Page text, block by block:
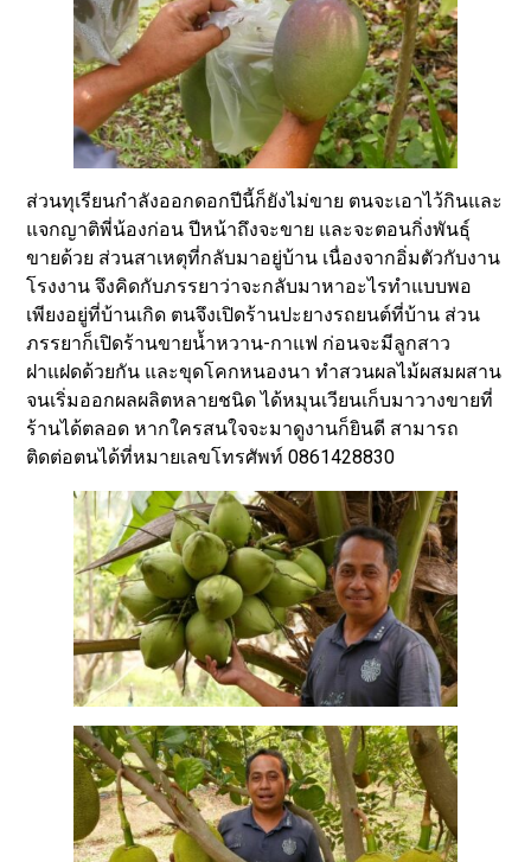
ส่วนทุเรียนกำลังออกดอกปีนี้ก็ยังไม่ขาย ตนจะเอาไว้กินและ
แจกญาติพี่น้องก่อน ปีหน้าถึงจะขาย และจะตอนกิ่งพันธุ์
ขายด้วย ส่วนสาเหตุที่กลับมาอยู่บ้าน เนื่องจากอิ่มตัวกับงาน
โรงงาน จึงคิดกับภรรยาว่าจะกลับมาหาอะไรทำแบบพอ
เพียงอยู่ที่บ้านเกิด ตนจึงเปิดร้านปะยางรถยนต์ที่บ้าน ส่วน
ภรรยาก็เปิดร้านขายน้ำหวาน-กาแฟ ก่อนจะมีลูกสาว
ฝาแฝดด้วยกัน และขุดโคกหนองนา ทำสวนผลไม้ผสมผสาน
จนเริ่มออกผลผลิตหลายชนิด ได้หมุนเวียนเก็บมาวางขายที่
ร้านได้ตลอด หากใครสนใจจะมาดูงานก็ยินดี สามารถ
ติดต่อตนได้ที่หมายเลขโทรศัพท์ 0861428830